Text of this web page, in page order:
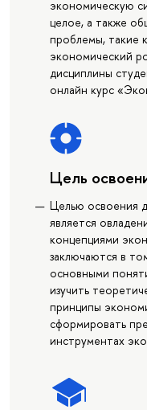
экономическую
целое, а также
проблемы, такие
экономический
дисциплины
онлайн курс
Цель
Целью освоения
является
концепциями
заключаются в
основными
изучить
принципы
сформировать
инструментах